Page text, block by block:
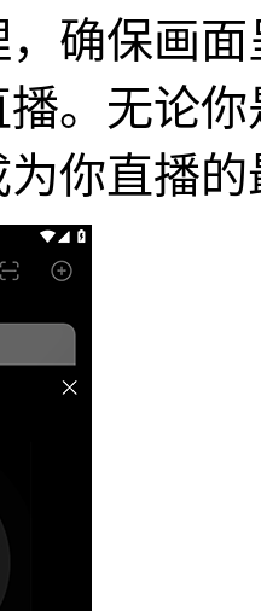
确保画
。无论
你直播